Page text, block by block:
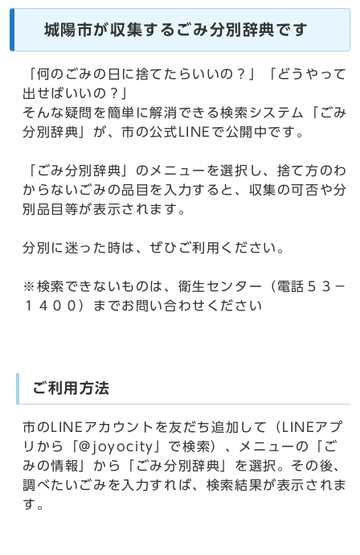
城陽市が収集するごみ分別辞典です
「何のごみの日に捨てたらいいの？」「どうやって
出せばいいの？」
そんな疑問を簡単に解消できる検索システム「ごみ
分別辞典」が、市の公式LINEで公開中です。
「ごみ分別辞典」のメニューを選択し、捨て方のわ
からないごみの品目を入力すると、収集の可否や分
別品目等が表示されます。
分別に迷った時は、ぜひご利用ください。
※検索できないものは、衛生センター（電話５３－
１４００）までお問い合わせください
ご利用方法
市のLINEアカウントを友だち追加して（LINEアプ
リから「@joyocity」で検索）、メニューの「ご
みの情報」から「ごみ分別辞典」を選択。その後、
調べたいごみを入力すれば、検索結果が表示されま
す。